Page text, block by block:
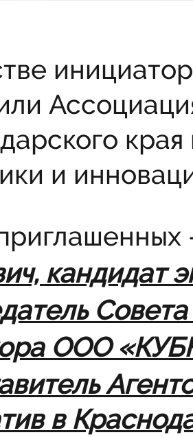
и
кандидат
ООО
в